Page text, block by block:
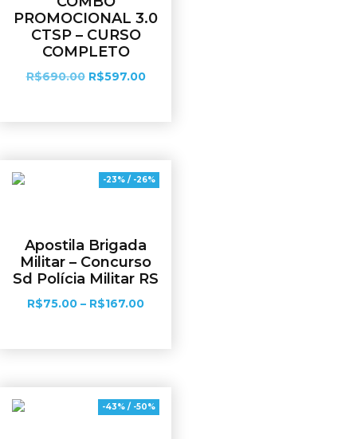
PROMOCIONAL 3.0
CTSP – CURSO
COMPLETO
R$690.00 R$597.00
-23% / -26%
Apostila Brigada
Militar – Concurso
Sd Polícia Militar RS
R$75.00 – R$167.00
-43% / -50%